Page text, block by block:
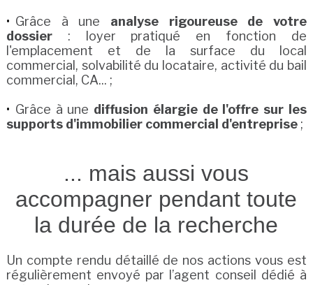
Grâce à une analyse rigoureuse de votre
dossier: loyer pratiqué en fonction de
l'emplacement et de la surface du local
commercial, solvabilité du locataire, activité du bail
commercial, CA... ;
Grâce à une diffusion élargie de l'offre sur les
supports d'immobilier commercial d'entreprise;
... mais aussi vous
accompagner pendant toute
la durée de la recherche
Un compte rendu détaillé de nos actions vous est
régulièrement envoyé par l’agent conseil dédié à